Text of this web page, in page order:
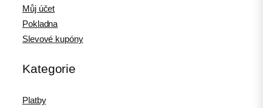
Můj účet
Pokladna
Slevové kupóny
Kategorie
Platby